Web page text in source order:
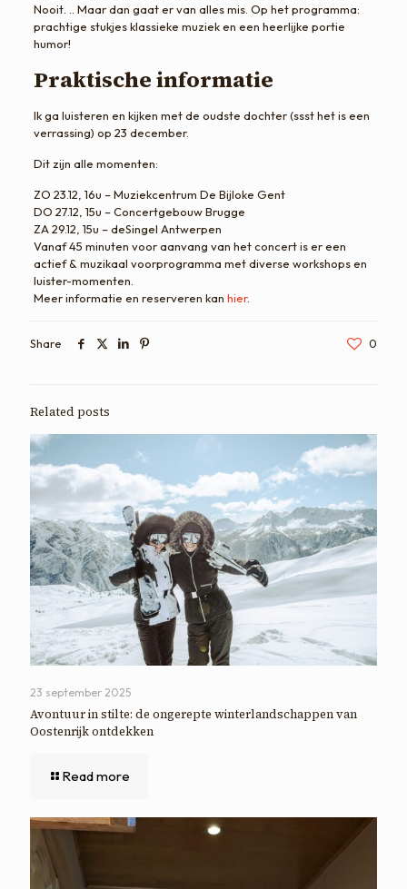
Nooit. .. Maar dan gaat er van alles mis. Op het programma:
prachtige stukjes klassieke muziek en een heerlijke portie
humor!
Praktische informatie
Ik ga luisteren en kijken met de oudste dochter (ssst het is een
verrassing) op 23 december.
Dit zijn alle momenten:
ZO 23.12, 16u – Muziekcentrum De Bijloke Gent
DO 27.12, 15u – Concertgebouw Brugge
ZA 29.12, 15u – deSingel Antwerpen
Vanaf 45 minuten voor aanvang van het concert is er een
actief & muzikaal voorprogramma met diverse workshops en
luister-momenten.
Meer informatie en reserveren kan hier.
Share 0
Related posts
23 september 2025
Avontuur in stilte: de ongerepte winterlandschappen van
Oostenrijk ontdekken
Read more